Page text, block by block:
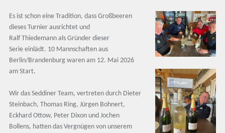
Es ist schon eine Tradition, dass Großbeeren
dieses Turnier ausrichtet und
Ralf Thiedemann als Gründer dieser
Serie einlädt. 10 Mannschaften aus
Berlin/Brandenburg waren am 12. Mai 2026
am Start.
Wir das Seddiner Team, vertreten durch Dieter
Steinbach, Thomas Ring, Jürgen Bohnert,
Eckhard Ottow, Peter Dixon und Jochen
Bollens, hatten das Vergnügen von unserem